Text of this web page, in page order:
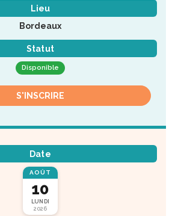
Lieu
Bordeaux
Statut
Disponible
S'INSCRIRE
Date
AOÛT
10
LUNDI
2026